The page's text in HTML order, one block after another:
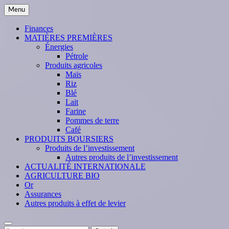
Skip
to
content
Menu
Finances
MATIÈRES PREMIÈRES
Énergies
Pétrole
Produits agricoles
Maïs
Riz
Blé
Lait
Farine
Pommes de terre
Café
PRODUITS BOURSIERS
Produits de l’investissement
Autres produits de l’investissement
ACTUALITÉ INTERNATIONALE
AGRICULTURE BIO
Or
Assurances
Autres produits à effet de levier
Search